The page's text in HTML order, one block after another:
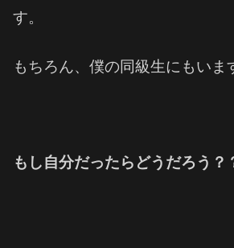
す。
もちろん、僕の同級生にもいま
もし自分だったらどうだろう？